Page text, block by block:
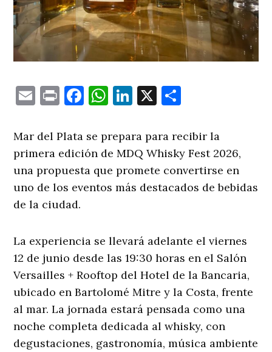
EmailPrintFacebook
WhatsApp
LinkedIn
X
Mar del Plata se prepara para recibir la
primera edición de MDQ Whisky Fest 2026,
una propuesta que promete convertirse en
uno de los eventos más destacados de bebidas
de la ciudad.
La experiencia se llevará adelante el viernes
12 de junio desde las 19:30 horas en el Salón
Versailles + Rooftop del Hotel de la Bancaria,
ubicado en Bartolomé Mitre y la Costa, frente
al mar. La jornada estará pensada como una
noche completa dedicada al whisky, con
degustaciones, gastronomía, música ambiente